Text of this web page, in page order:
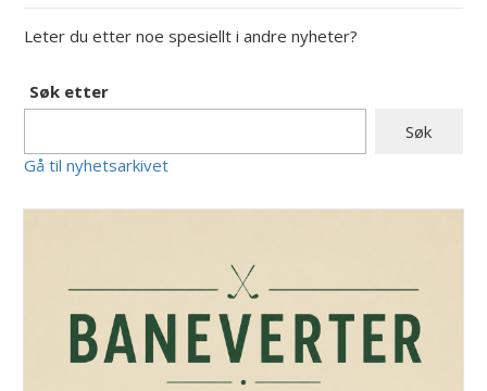
Leter du etter noe spesiellt i andre nyheter?
Søk etter
Gå til nyhetsarkivet